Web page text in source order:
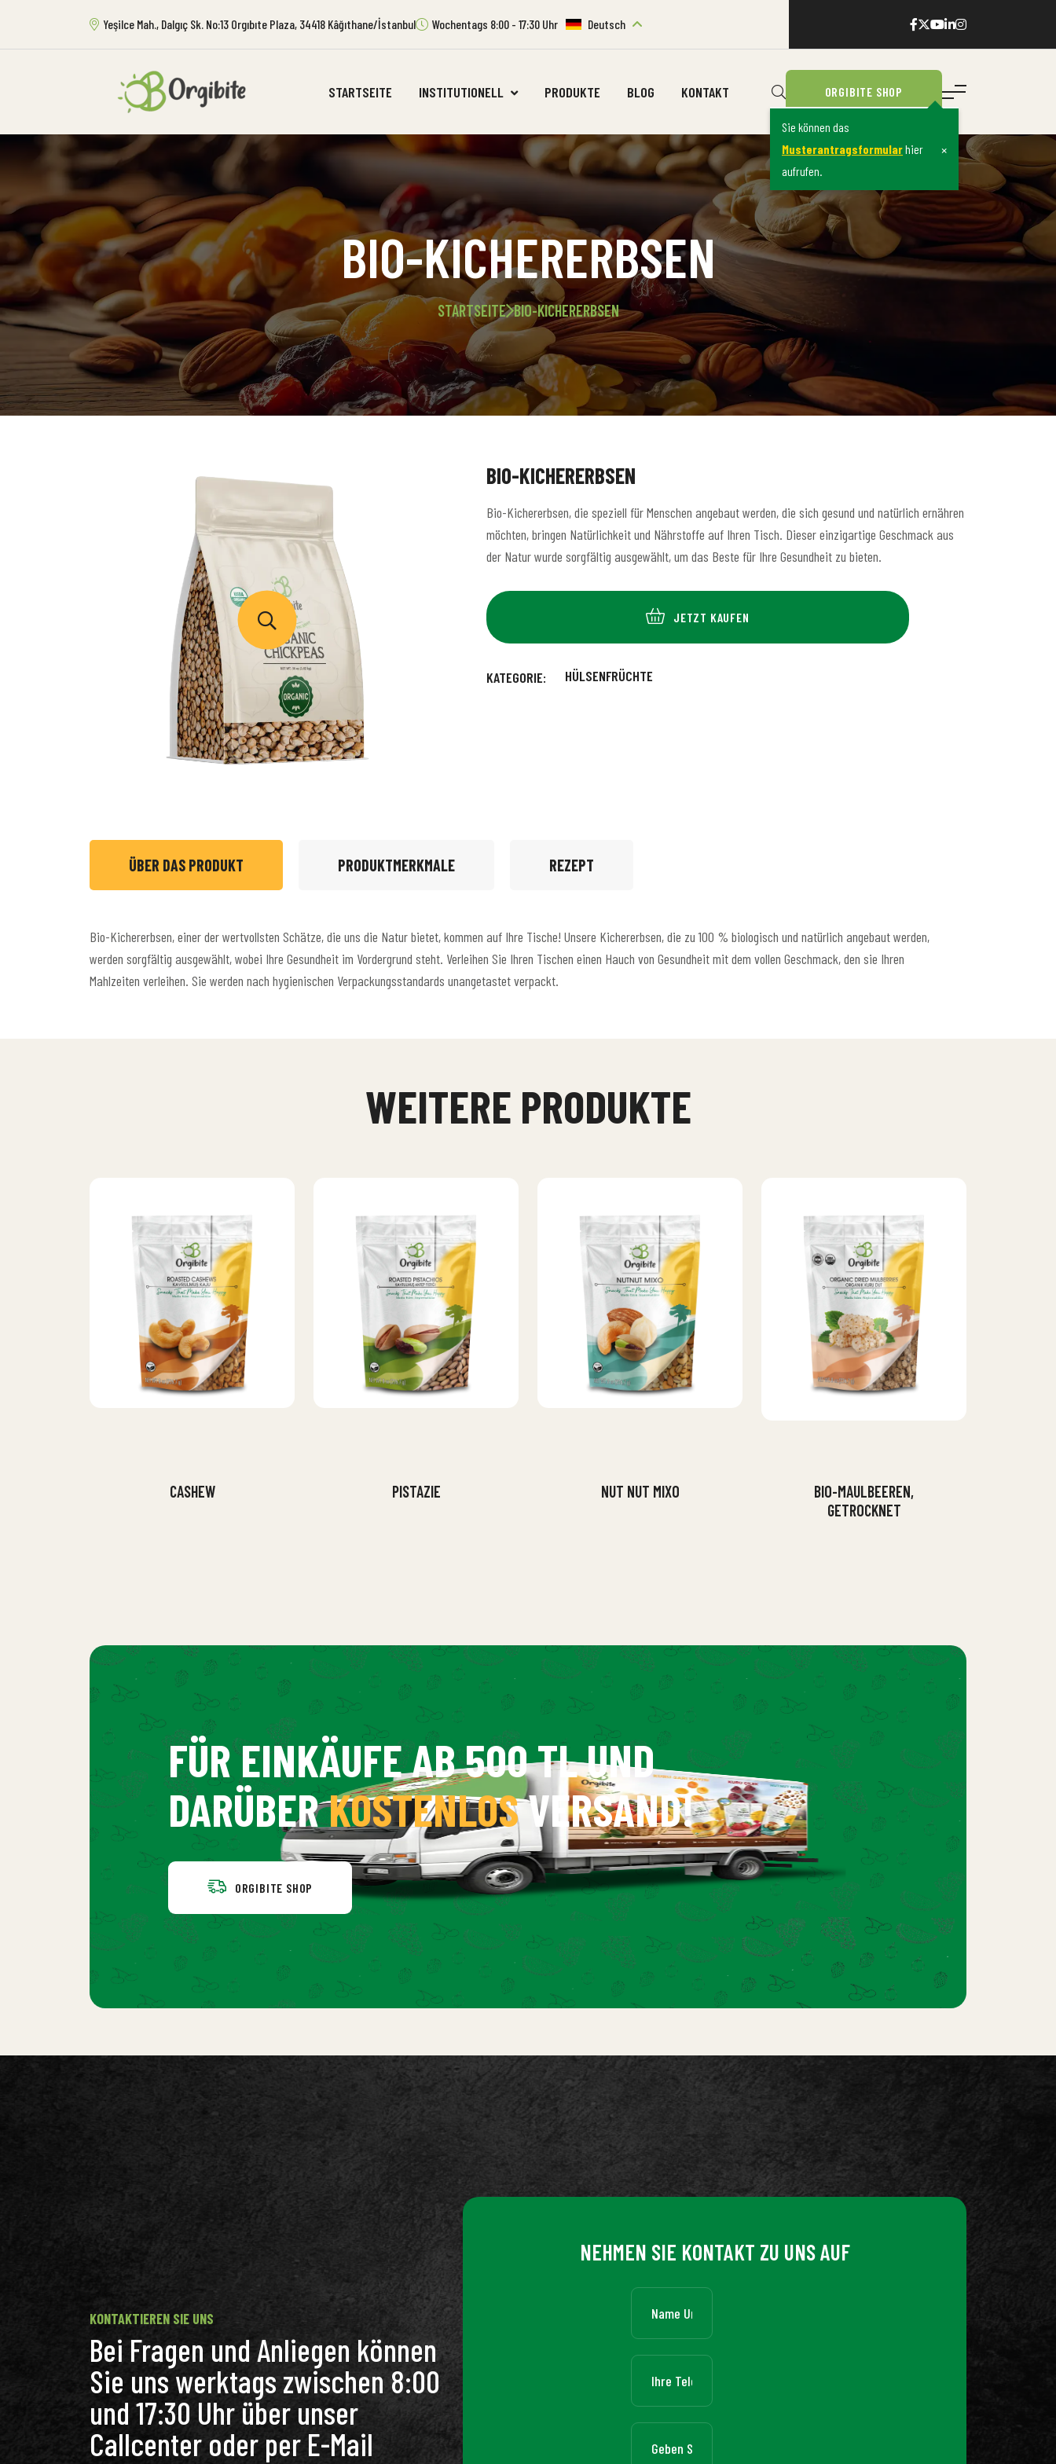
Yeşilce Mah., Dalgıç Sk. No:13 Orgıbıte Plaza, 34418 Kâğıthane/İstanbul Wochentags 8:00 - 17:30 Uhr Deutsch
STARTSEITE INSTITUTIONELL PRODUKTE BLOG KONTAKT ORGIBITE SHOP
Sie können das
Musterantragsformularhier
aufrufen.
×
BIO-KICHERERBSEN
STARTSEITE BIO-KICHERERBSEN
BIO-KICHERERBSEN
Bio-Kichererbsen, die speziell für Menschen angebaut werden, die sich gesund und natürlich ernähren
möchten, bringen Natürlichkeit und Nährstoffe auf Ihren Tisch. Dieser einzigartige Geschmack aus
der Natur wurde sorgfältig ausgewählt, um das Beste für Ihre Gesundheit zu bieten.
JETZT KAUFEN
KATEGORIE: HÜLSENFRÜCHTE
ÜBER DAS PRODUKT PRODUKTMERKMALE REZEPT
Bio-Kichererbsen, einer der wertvollsten Schätze, die uns die Natur bietet, kommen auf Ihre Tische! Unsere Kichererbsen, die zu 100 % biologisch und natürlich angebaut werden,
werden sorgfältig ausgewählt, wobei Ihre Gesundheit im Vordergrund steht. Verleihen Sie Ihren Tischen einen Hauch von Gesundheit mit dem vollen Geschmack, den sie Ihren
Mahlzeiten verleihen. Sie werden nach hygienischen Verpackungsstandards unangetastet verpackt.
WEITERE PRODUKTE
CASHEW PISTAZIE NUT NUT MIXO
BIO-MAULBEEREN,
GETROCKNET
FÜR EINKÄUFE AB 500 TL UND
DARÜBERKOSTENLOSVERSAND!
ORGIBITE SHOP
KONTAKTIEREN SIE UNS
Bei Fragen und Anliegen können
Sie uns werktags zwischen 8:00
und 17:30 Uhr über unser
Callcenter oder per E-Mail
NEHMEN SIE KONTAKT ZU UNS AUF